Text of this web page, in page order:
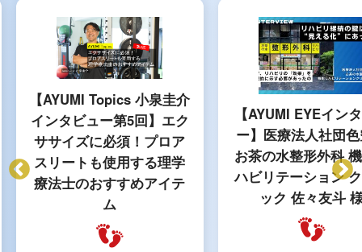
【AYUMI Topics 小泉圭介
インタビュー第5回】エク
ササイズに必須！プロア
スリートも使用する理学
療法士のおすすめアイテ
ム
【AYUMI EYEイン
ー】医療法人社団
お茶の水整形外科
ハビリテーション
ック 佐々友斗